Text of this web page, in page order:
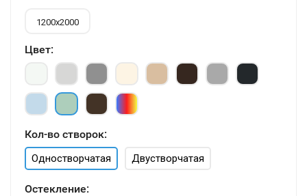
1200х2000
Цвет:
Кол-во створок:
Одностворчатая Двустворчатая
Остекление: